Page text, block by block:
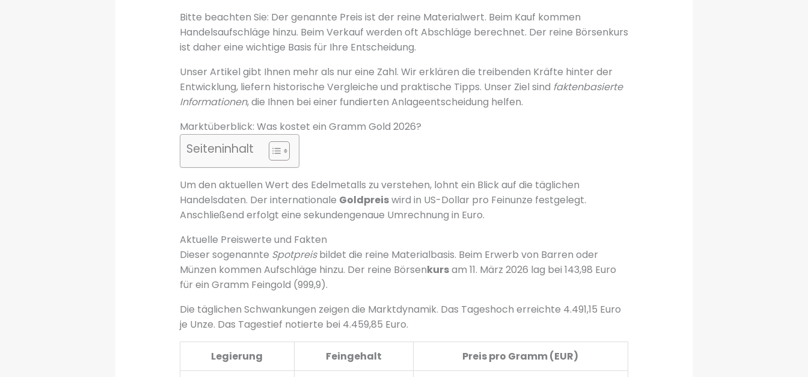
Bitte beachten Sie: Der genannte Preis ist der reine Materialwert. Beim Kauf kommen
Handelsaufschläge hinzu. Beim Verkauf werden oft Abschläge berechnet. Der reine Börsenkurs
ist daher eine wichtige Basis für Ihre Entscheidung.
Unser Artikel gibt Ihnen mehr als nur eine Zahl. Wir erklären die treibenden Kräfte hinter der
Entwicklung, liefern historische Vergleiche und praktische Tipps. Unser Ziel sind faktenbasierte
Informationen, die Ihnen bei einer fundierten Anlageentscheidung helfen.
Marktüberblick: Was kostet ein Gramm Gold 2026?
Seiteninhalt
Um den aktuellen Wert des Edelmetalls zu verstehen, lohnt ein Blick auf die täglichen
Handelsdaten. Der internationale Goldpreiswird in US-Dollar pro Feinunze festgelegt.
Anschließend erfolgt eine sekundengenaue Umrechnung in Euro.
Aktuelle Preiswerte und Fakten
Dieser sogenannte Spotpreisbildet die reine Materialbasis. Beim Erwerb von Barren oder
Münzen kommen Aufschläge hinzu. Der reine Börsenkursam 11. März 2026 lag bei 143,98 Euro
für ein Gramm Feingold (999,9).
Die täglichen Schwankungen zeigen die Marktdynamik. Das Tageshoch erreichte 4.491,15 Euro
je Unze. Das Tagestief notierte bei 4.459,85 Euro.
Legierung Feingehalt Preis pro Gramm (EUR)